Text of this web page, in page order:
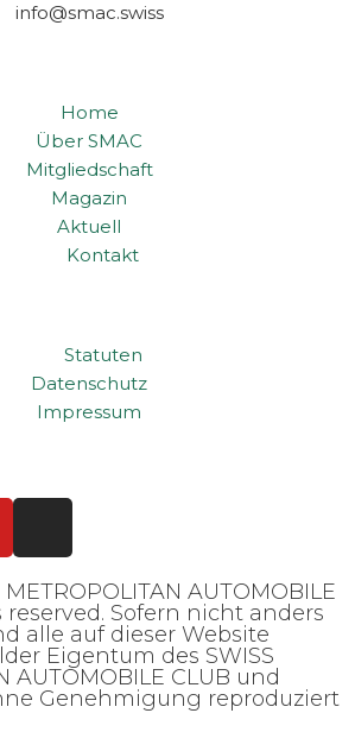
info@smac.swiss
Home
Über SMAC
Mitgliedschaft
Magazin
Aktuell
Kontakt
Statuten
Datenschutz
Impressum
AUTOMOBILE
reserved. Sofern nicht anders
alle auf dieser Website
Eigentum des SWISS
AUTOMOBILE CLUB und
Genehmigung reproduziert